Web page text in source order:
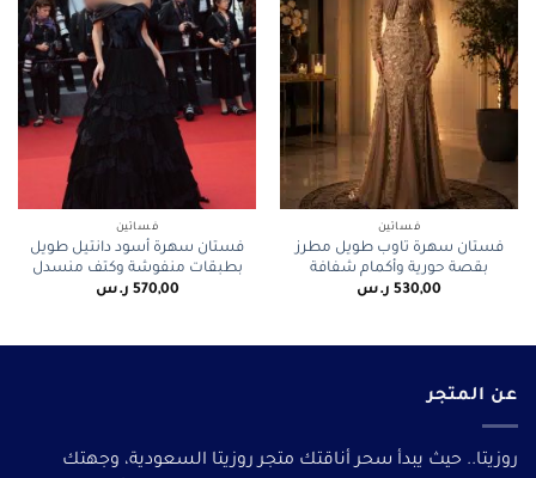
فساتين
فستان سهرة تاوب طويل مطرز
بقصة حورية وأكمام شفافة
530,00 ر.س
فساتين
فستان سهرة أسود دانتيل طويل
بطبقات منفوشة وكتف منسدل
570,00 ر.س
عن المتجر
روزيتا.. حيث يبدأ سحر أناقتك متجر روزيتا السعودية، وجهتك